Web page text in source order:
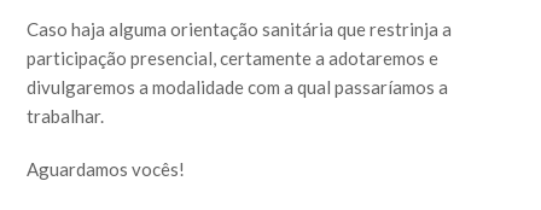
Caso haja alguma orientação sanitária que restrinja a
participação presencial, certamente a adotaremos e
divulgaremos a modalidade com a qual passaríamos a
trabalhar.
Aguardamos vocês!